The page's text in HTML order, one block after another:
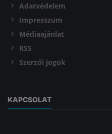
Adatvédelem
Impresszum
Médiaajánlat
RSS
Szerzői jogok
KAPCSOLAT